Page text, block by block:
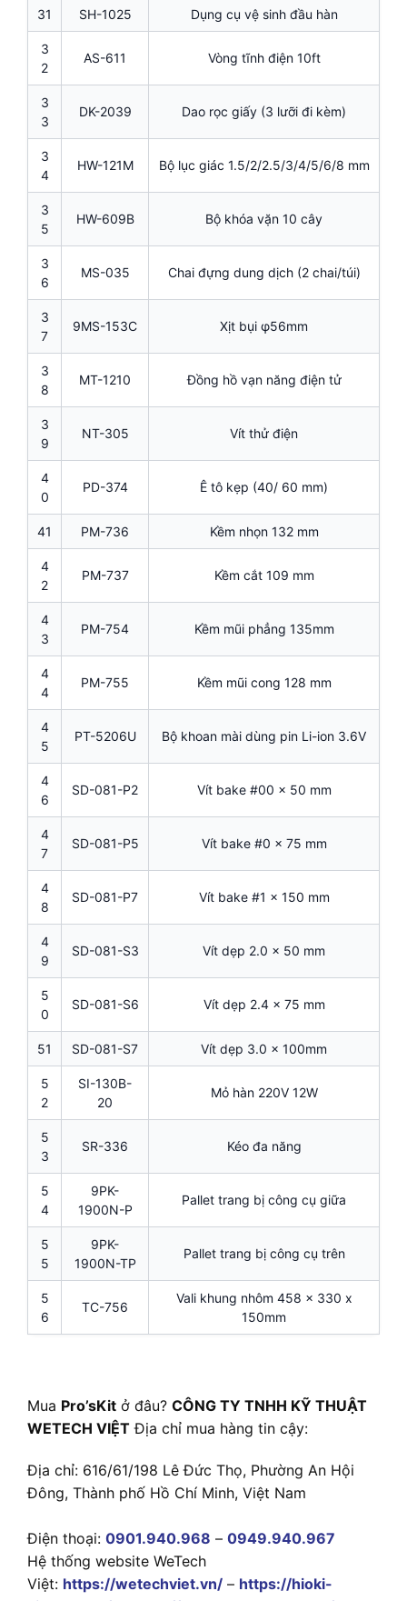
31 SH-1025 Dụng cụ vệ sinh đầu hàn
3
2
AS-611 Vòng tĩnh điện 10ft
3
3
DK-2039 Dao rọc giấy (3 lưỡi đi kèm)
3
4
HW-121M Bộ lục giác 1.5/2/2.5/3/4/5/6/8 mm
3
5
HW-609B Bộ khóa vặn 10 cây
3
6
MS-035 Chai đựng dung dịch (2 chai/túi)
3
7
9MS-153C Xịt bụi φ56mm
3
8
MT-1210 Đồng hồ vạn năng điện tử
3
9
NT-305 Vít thử điện
4
0
PD-374 Ê tô kẹp (40/ 60 mm)
41 PM-736 Kềm nhọn 132 mm
4
2
PM-737 Kềm cắt 109 mm
4
3
PM-754 Kềm mũi phẳng 135mm
4
4
PM-755 Kềm mũi cong 128 mm
4
5
PT-5206U Bộ khoan mài dùng pin Li-ion 3.6V
4
6
SD-081-P2 Vít bake #00 x 50 mm
4
7
SD-081-P5 Vít bake #0 x 75 mm
4
8
SD-081-P7 Vít bake #1 x 150 mm
4
9
SD-081-S3 Vít dẹp 2.0 x 50 mm
5
0
SD-081-S6 Vít dẹp 2.4 x 75 mm
51 SD-081-S7 Vít dẹp 3.0 x 100mm
5
2
SI-130B-
20
Mỏ hàn 220V 12W
5
3
SR-336 Kéo đa năng
5
4
9PK-
1900N-P
Pallet trang bị công cụ giữa
5
5
9PK-
1900N-TP
Pallet trang bị công cụ trên
5
6
TC-756
Vali khung nhôm 458 x 330 x
150mm
Mua Pro’sKit ở đâu? CÔNG TY TNHH KỸ THUẬT
WETECH VIỆT Địa chỉ mua hàng tin cậy:
Địa chỉ: 616/61/198 Lê Đức Thọ, Phường An Hội
Đông, Thành phố Hồ Chí Minh, Việt Nam
Điện thoại: 0901.940.968 – 0949.940.967
Hệ thống website WeTech
Việt: https://wetechviet.vn/ – https://hioki-